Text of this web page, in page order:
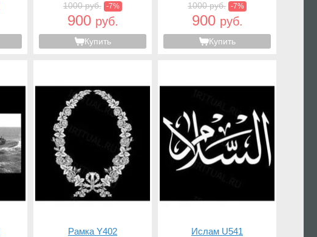
1000 руб. -7%
900 руб.
Купить
1000 руб. -7%
900 руб.
Купить
Рамка Y402 Ислам U541